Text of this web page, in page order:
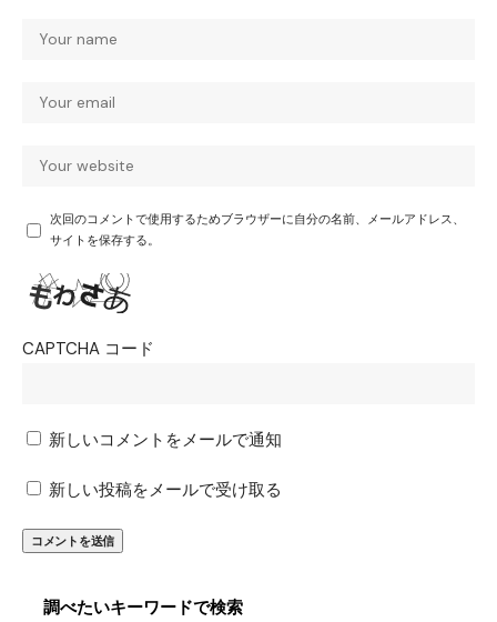
次回のコメントで使用するためブラウザーに自分の名前、メールアドレス、
サイトを保存する。
CAPTCHA コード
新しいコメントをメールで通知
新しい投稿をメールで受け取る
調べたいキーワードで検索